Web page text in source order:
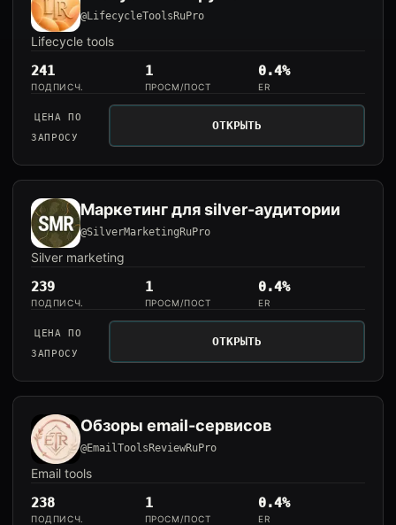
@LifecycleToolsRuPro
Lifecycle tools
241
ПОДПИСЧ.
1
ПРОСМ/ПОСТ
0.4%
ER
ЦЕНА ПО
ЗАПРОСУ
ОТКРЫТЬ
Маркетинг для silver-аудитории
@SilverMarketingRuPro
Silver marketing
239
ПОДПИСЧ.
1
ПРОСМ/ПОСТ
0.4%
ER
ЦЕНА ПО
ЗАПРОСУ
ОТКРЫТЬ
Обзоры email-сервисов
@EmailToolsReviewRuPro
Email tools
238
ПОДПИСЧ.
1
ПРОСМ/ПОСТ
0.4%
ER